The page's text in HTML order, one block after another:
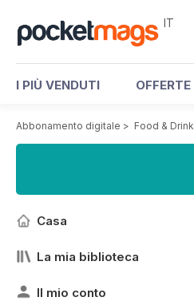
IT
I PIÙ VENDUTI OFFERTE
Abbonamento digitale > Food & Drink
Casa
La mia biblioteca
Il mio conto